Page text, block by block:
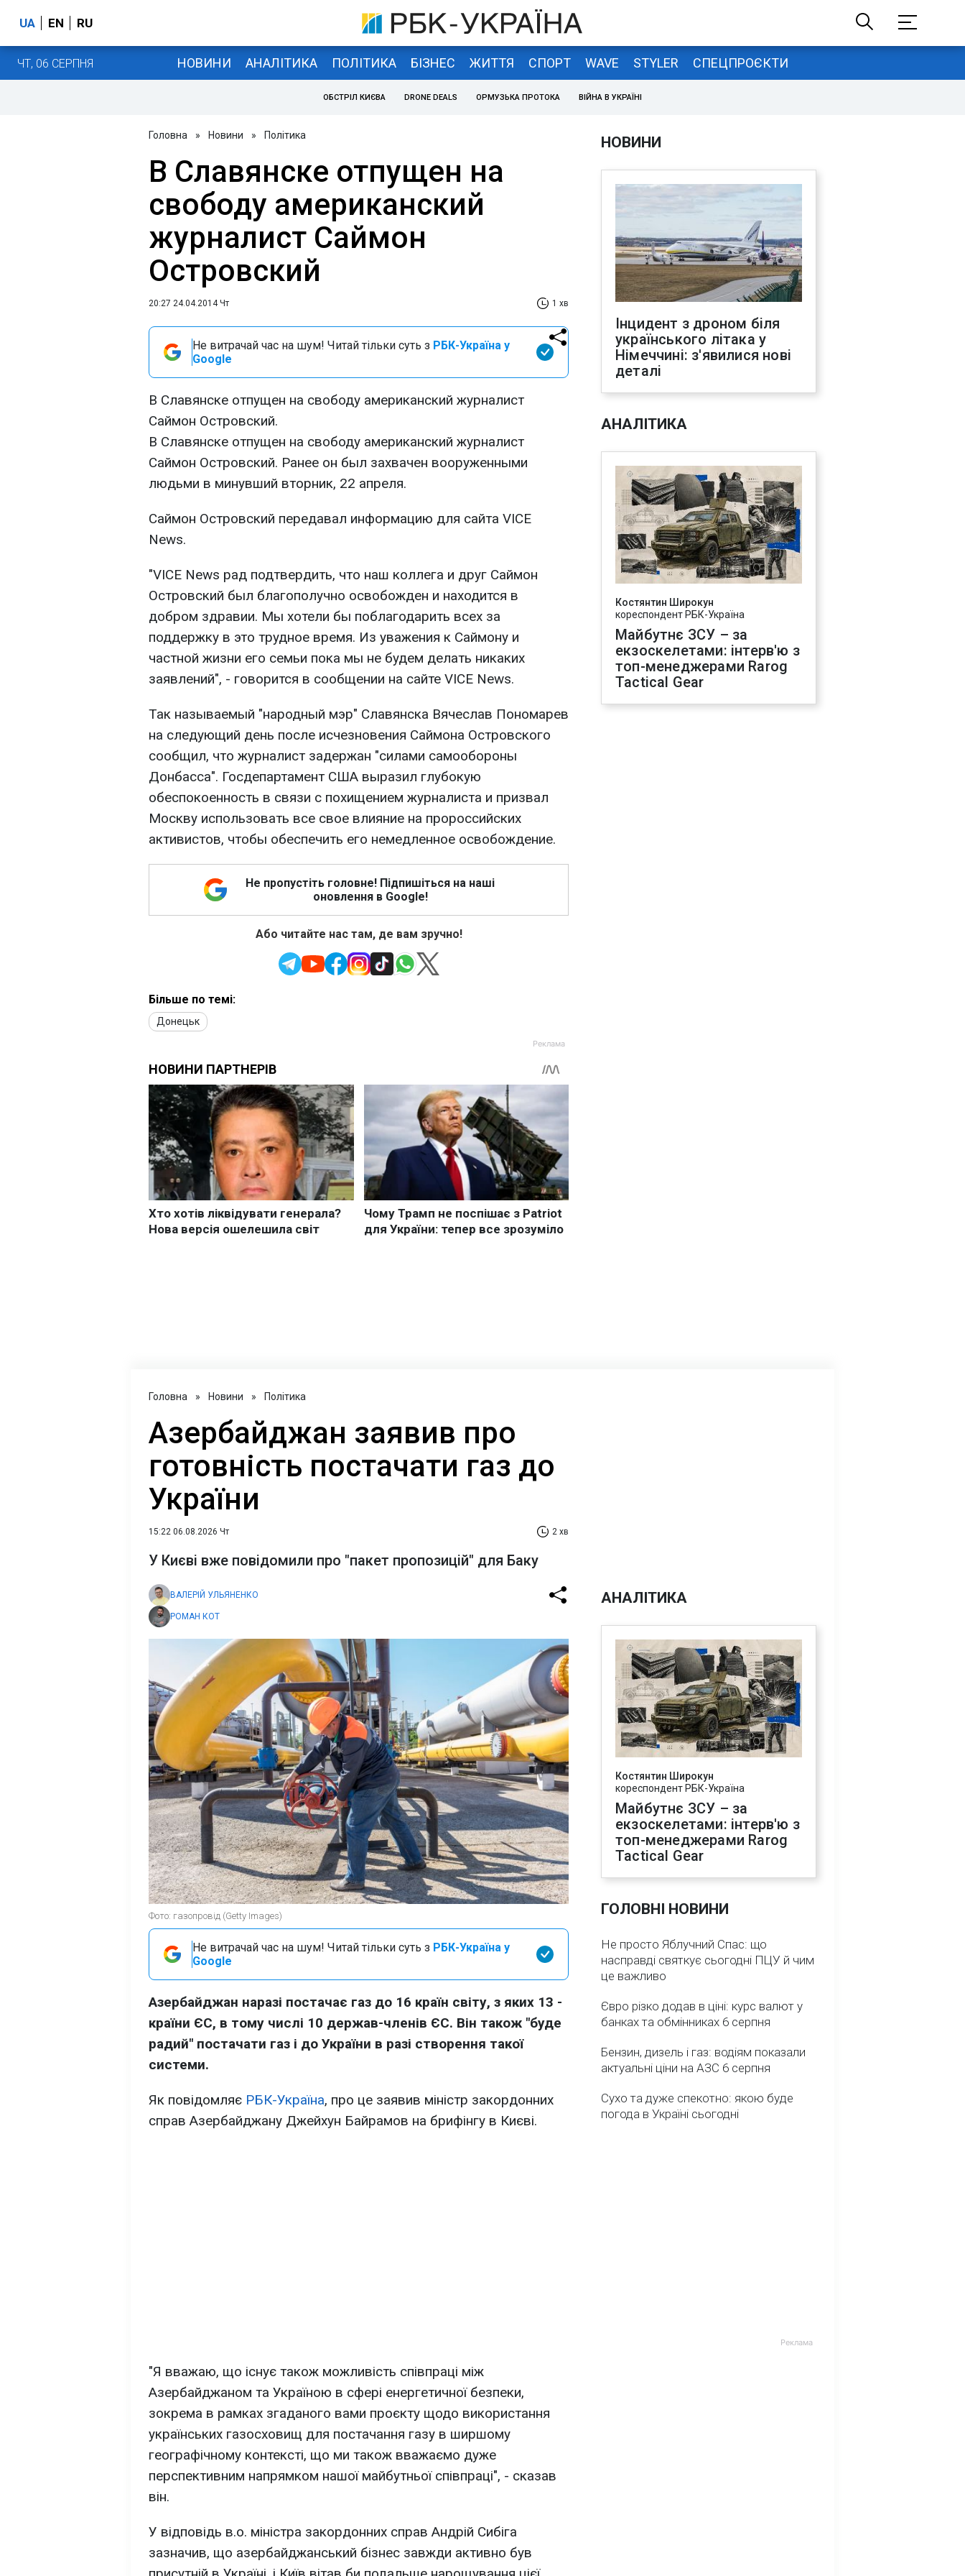
UA EN RU
ЧТ, 06 СЕРПНЯ НОВИНИ АНАЛІТИКА ПОЛІТИКА БІЗНЕС ЖИТТЯ СПОРТ WAVE STYLER СПЕЦПРОЄКТИ
ОБСТРІЛ КИЄВА DRONE DEALS ОРМУЗЬКА ПРОТОКА ВІЙНА В УКРАЇНІ
Головна » Новини » Політика
В Славянске отпущен на
свободу американский
журналист Саймон
Островский
20:27 24.04.2014 Чт 1 хв
Не витрачай час на шум! Читай тільки суть з РБК-Україна у
Google
В Славянске отпущен на свободу американский журналист
Саймон Островский.
В Славянске отпущен на свободу американский журналист
Саймон Островский. Ранее он был захвачен вооруженными
людьми в минувший вторник, 22 апреля.
Саймон Островский передавал информацию для сайта VICE
News.
"VICE News рад подтвердить, что наш коллега и друг Саймон
Островский был благополучно освобожден и находится в
добром здравии. Мы хотели бы поблагодарить всех за
поддержку в это трудное время. Из уважения к Саймону и
частной жизни его семьи пока мы не будем делать никаких
заявлений", - говорится в сообщении на сайте VICE News.
Так называемый "народный мэр" Славянска Вячеслав Пономарев
на следующий день после исчезновения Саймона Островского
сообщил, что журналист задержан "силами самообороны
Донбасса". Госдепартамент США выразил глубокую
обеспокоенность в связи с похищением журналиста и призвал
Москву использовать все свое влияние на пророссийских
активистов, чтобы обеспечить его немедленное освобождение.
Не пропустіть головне! Підпишіться на наші
оновлення в Google!
Або читайте нас там, де вам зручно!
Більше по темі:
Донецьк
НОВИНИ
Інцидент з дроном біля
українського літака у
Німеччині: з'явилися нові
деталі
АНАЛІТИКА
Костянтин Широкун
кореспондент РБК-Україна
Майбутнє ЗСУ – за
екзоскелетами: інтерв'ю з
топ-менеджерами Rarog
Tactical Gear
Головна » Новини » Політика
Азербайджан заявив про
готовність постачати газ до
України
15:22 06.08.2026 Чт 2 хв
У Києві вже повідомили про "пакет пропозицій" для Баку
ВАЛЕРІЙ УЛЬЯНЕНКО
РОМАН КОТ
Фото: газопровід (Getty Images)
Не витрачай час на шум! Читай тільки суть з РБК-Україна у
Google
Азербайджан наразі постачає газ до 16 країн світу, з яких 13 -
країни ЄС, в тому числі 10 держав-членів ЄС. Він також "буде
радий" постачати газ і до України в разі створення такої
системи.
Як повідомляє РБК-Україна, про це заявив міністр закордонних
справ Азербайджану Джейхун Байрамов на брифінгу в Києві.
"Я вважаю, що існує також можливість співпраці між
Азербайджаном та Україною в сфері енергетичної безпеки,
зокрема в рамках згаданого вами проєкту щодо використання
українських газосховищ для постачання газу в ширшому
географічному контексті, що ми також вважаємо дуже
перспективним напрямком нашої майбутньої співпраці", - сказав
він.
У відповідь в.о. міністра закордонних справ Андрій Сибіга
зазначив, що азербайджанський бізнес завжди активно був
АНАЛІТИКА
Костянтин Широкун
кореспондент РБК-Україна
Майбутнє ЗСУ – за
екзоскелетами: інтерв'ю з
топ-менеджерами Rarog
Tactical Gear
ГОЛОВНІ НОВИНИ
Не просто Яблучний Спас: що
насправді святкує сьогодні ПЦУ й чим
це важливо
Євро різко додав в ціні: курс валют у
банках та обмінниках 6 серпня
Бензин, дизель і газ: водіям показали
актуальні ціни на АЗС 6 серпня
Сухо та дуже спекотно: якою буде
погода в Україні сьогодні